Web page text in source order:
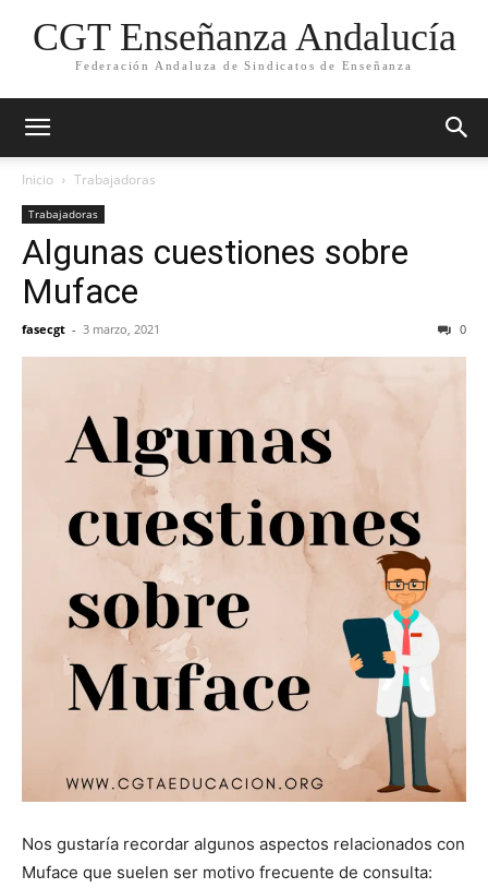
CGT Enseñanza Andalucía
Federación Andaluza de Sindicatos de Enseñanza
Inicio Trabajadoras
Trabajadoras
Algunas cuestiones sobre
Muface
fasecgt - 3 marzo, 2021 0
Nos gustaría recordar algunos aspectos relacionados con
Muface que suelen ser motivo frecuente de consulta: